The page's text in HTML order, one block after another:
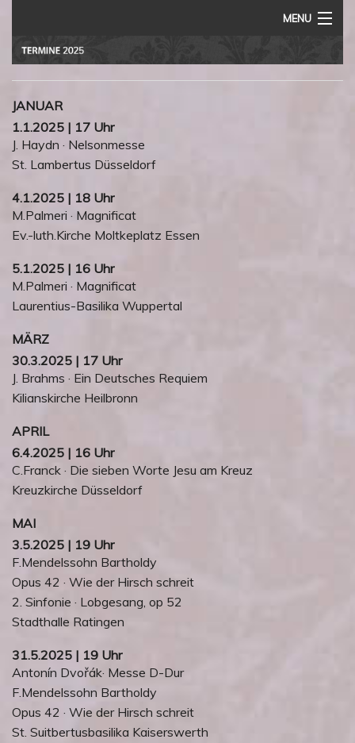
MENU
Home
Termine
Rezensionen
Audio
Impressum
JANUAR
1.1.2025 | 17 Uhr
J. Haydn · Nelsonmesse
St. Lambertus Düsseldorf
4.1.2025 | 18 Uhr
M.Palmeri · Magnificat
Ev.-luth.Kirche Moltkeplatz Essen
5.1.2025 | 16 Uhr
M.Palmeri · Magnificat
Laurentius-Basilika Wuppertal
MÄRZ
30.3.2025 | 17 Uhr
J. Brahms · Ein Deutsches Requiem
Kilianskirche Heilbronn
APRIL
6.4.2025 | 16 Uhr
C.Franck · Die sieben Worte Jesu am Kreuz
Kreuzkirche Düsseldorf
MAI
3.5.2025 | 19 Uhr
F.Mendelssohn Bartholdy
Opus 42 · Wie der Hirsch schreit
2. Sinfonie · Lobgesang, op 52
Stadthalle Ratingen
31.5.2025 | 19 Uhr
Antonín Dvořák· Messe D-Dur
F.Mendelssohn Bartholdy
Opus 42 · Wie der Hirsch schreit
St. Suitbertusbasilika Kaiserswerth